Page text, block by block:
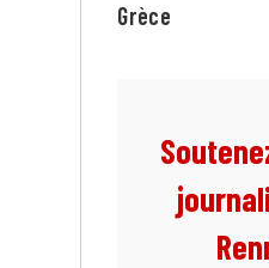
Grèce